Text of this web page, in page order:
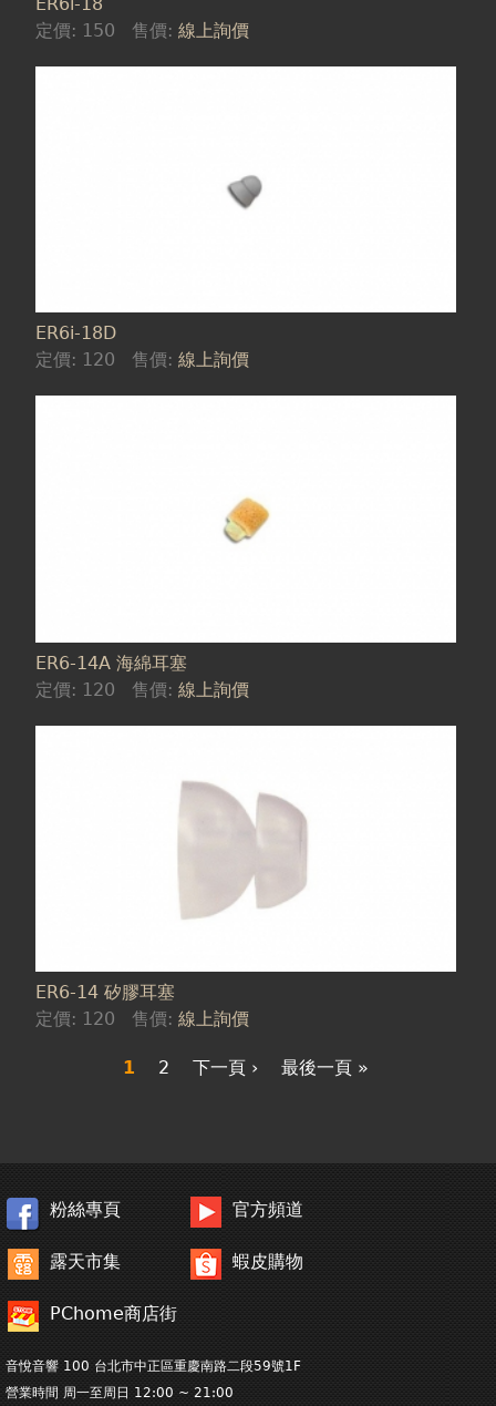
定價: 150 售價:線上詢價
ER6i-18D
定價: 120 售價:線上詢價
ER6-14A 海綿耳塞
定價: 120 售價:線上詢價
ER6-14 矽膠耳塞
定價: 120 售價:線上詢價
1 2 下一頁 › 最後一頁 »
粉絲專頁 官方頻道
露天市集 蝦皮購物
PChome商店街
音悅音響 100 台北市中正區重慶南路二段59號1F
營業時間 周一至周日 12:00 ~ 21:00